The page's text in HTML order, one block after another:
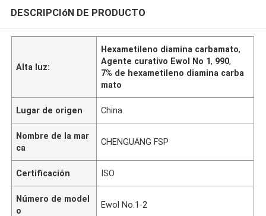
DESCRIPCIóN DE PRODUCTO
Alta luz:
Hexametileno diamina carbamato,
Agente curativo Ewol No 1, 990,
7% de hexametileno diamina carba
mato
Lugar de origen China.
Nombre de la mar
ca
CHENGUANG FSP
Certificación ISO
Número de model
o
Ewol No.1-2